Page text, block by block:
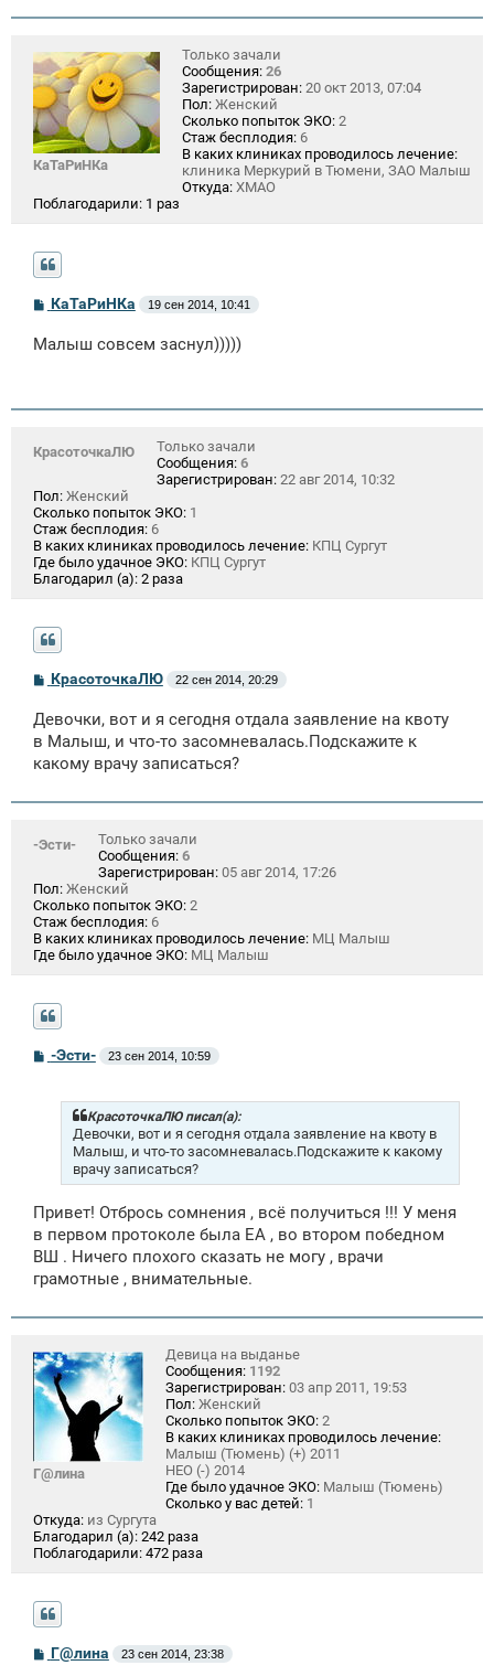
КаТаРиНКа
Только зачали
Сообщения: 26
Зарегистрирован: 20 окт 2013, 07:04
Пол: Женский
Сколько попыток ЭКО: 2
Стаж бесплодия: 6
В каких клиниках проводилось лечение:
клиника Меркурий в Тюмени, ЗАО Малыш
Откуда: ХМАО
Поблагодарили: 1 раз
С
б
и
КаТаРиНКа 19 сен 2014, 10:41
Малыш совсем заснул)))))
КрасоточкаЛЮ
Только зачали
Сообщения: 6
Зарегистрирован: 22 авг 2014, 10:32
Пол: Женский
Сколько попыток ЭКО: 1
Стаж бесплодия: 6
В каких клиниках проводилось лечение: КПЦ Сургут
Где было удачное ЭКО: КПЦ Сургут
Благодарил (а): 2 раза
С
б
щ
н
е
КрасоточкаЛЮ 22 сен 2014, 20:29
Девочки, вот и я сегодня отдала заявление на квоту
в Малыш, и что-то засомневалась.Подскажите к
какому врачу записаться?
-Эсти-
Только зачали
Сообщения: 6
Зарегистрирован: 05 авг 2014, 17:26
Пол: Женский
Сколько попыток ЭКО: 2
Стаж бесплодия: 6
В каких клиниках проводилось лечение: МЦ Малыш
Где было удачное ЭКО: МЦ Малыш
С-Эсти- 23 сен 2014, 10:59
КрасоточкаЛЮ писал(а):
Девочки, вот и я сегодня отдала заявление на квоту в
Малыш, и что-то засомневалась.Подскажите к какому
врачу записаться?
Привет! Отбрось сомнения , всё получиться !!! У меня
в первом протоколе была ЕА , во втором победном
ВШ . Ничего плохого сказать не могу , врачи
грамотные , внимательные.
Г@лина
Девица на выданье
Сообщения: 1192
Зарегистрирован: 03 апр 2011, 19:53
Пол: Женский
Сколько попыток ЭКО: 2
В каких клиниках проводилось лечение:
Малыш (Тюмень) (+) 2011
НЕО (-) 2014
Где было удачное ЭКО: Малыш (Тюмень)
Сколько у вас детей: 1
Откуда: из Сургута
Благодарил (а): 242 раза
Поблагодарили: 472 раза
С
о
Г@лина 23 сен 2014, 23:38